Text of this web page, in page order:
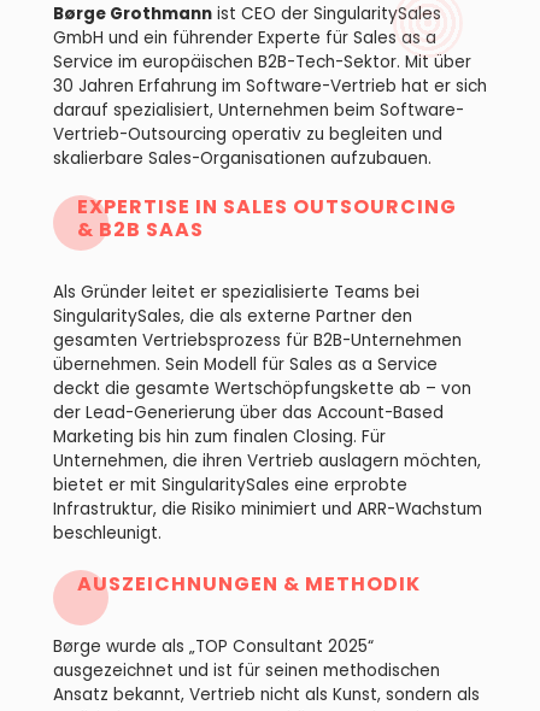
Børge Grothmann ist CEO der SingularitySales
GmbH und ein führender Experte für Sales as a
Service im europäischen B2B-Tech-Sektor. Mit über
30 Jahren Erfahrung im Software-Vertrieb hat er sich
darauf spezialisiert, Unternehmen beim Software-
Vertrieb-Outsourcing operativ zu begleiten und
skalierbare Sales-Organisationen aufzubauen.
EXPERTISE IN SALES OUTSOURCING
& B2B SAAS
Als Gründer leitet er spezialisierte Teams bei
SingularitySales, die als externe Partner den
gesamten Vertriebsprozess für B2B-Unternehmen
übernehmen. Sein Modell für Sales as a Service
deckt die gesamte Wertschöpfungskette ab – von
der Lead-Generierung über das Account-Based
Marketing bis hin zum finalen Closing. Für
Unternehmen, die ihren Vertrieb auslagern möchten,
bietet er mit SingularitySales eine erprobte
Infrastruktur, die Risiko minimiert und ARR-Wachstum
beschleunigt.
AUSZEICHNUNGEN & METHODIK
Børge wurde als „TOP Consultant 2025“
ausgezeichnet und ist für seinen methodischen
Ansatz bekannt, Vertrieb nicht als Kunst, sondern als